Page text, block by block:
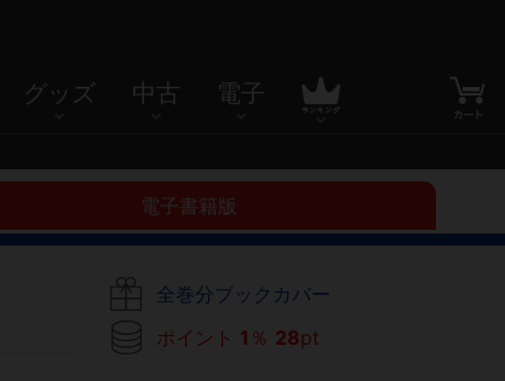
グッズ 中古 電子
電子書籍版
全巻分ブックカバー
ポイント 1 ％ 28pt